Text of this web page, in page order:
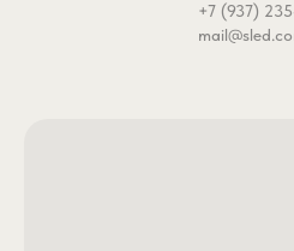
+7 (937)